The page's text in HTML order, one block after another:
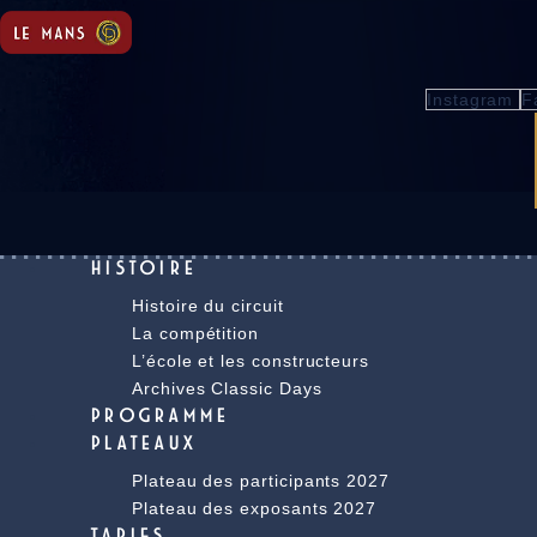
Instagram
HISTOIRE
Histoire du circuit
La compétition
L’école et les constructeurs
Archives Classic Days
PROGRAMME
PLATEAUX
Plateau des participants 2027
Plateau des exposants 2027